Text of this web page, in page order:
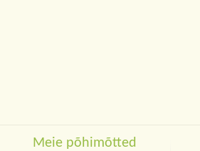
Meie põhimõtted